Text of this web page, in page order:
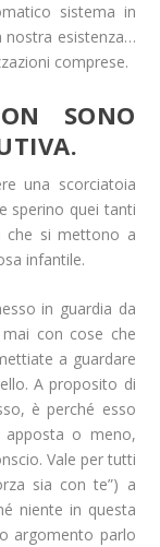
sistema in
nostra esistenza…
comprese.
SONO
una scorciatoia
sperino quei tanti
che si mettono a
infantile.
in guardia da
con cose che
a guardare
A proposito di
è perché esso
o meno,
Vale per tutti
sia con te”) a
niente in questa
argomento parlo